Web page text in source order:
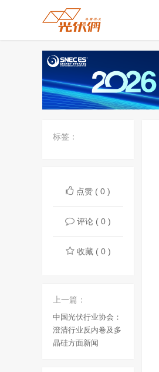
标签：
点赞 ( 0 )
评论 ( 0 )
收藏 ( 0 )
上一篇：
中国光伏行业协会：
澄清行业反内卷及多
晶硅方面新闻